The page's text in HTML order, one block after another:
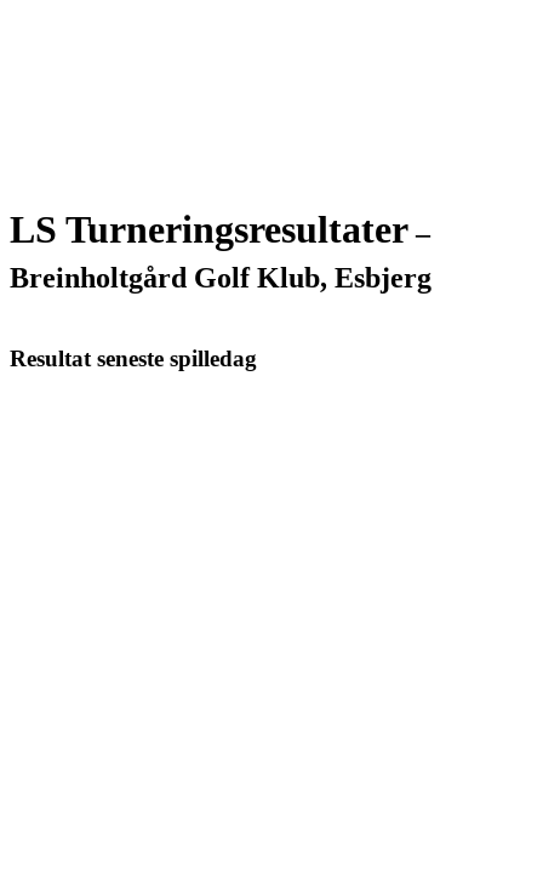
LS Turneringsresultater–
Breinholtgård Golf Klub, Esbjerg
Resultat seneste spilledag